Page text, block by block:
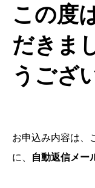
この度
だきま
うござ
お申込み内容は、
に、
自動返信メー